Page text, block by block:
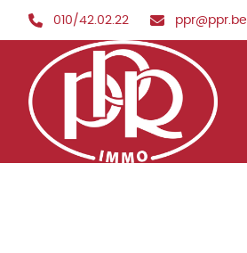
Aller au contenu principal
010/42.02.22 ppr@ppr.be